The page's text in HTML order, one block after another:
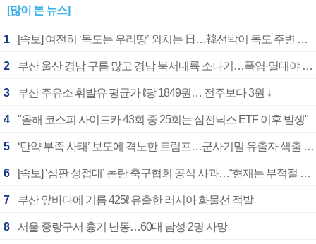
[많이 본 뉴스]
1 [속보] 여전히 ‘독도는 우리땅’ 외치는 日…韓선박이 독도 주변 해양조사 활동하자 반발
2 부산 울산 경남 구름 많고 경남 북서내륙 소나기…폭염·열대야 계속
3 부산 주유소 휘발유 평균가 ℓ당 1849원… 전주보다 3원 ↓
4 "올해 코스피 사이드카 43회 중 25회는 삼전닉스 ETF 이후 발생"
5 ‘탄약 부족 사태’ 보도에 격노한 트럼프…군사기밀 유출자 색출 지시
6 [속보] ‘심판 성접대’ 논란 축구협회 공식 사과…“현재는 부적절 행위 없어”
7 부산 앞바다에 기름 425ℓ 유출한 러시아 화물선 적발
8 서울 중랑구서 흉기 난동…60대 남성 2명 사망